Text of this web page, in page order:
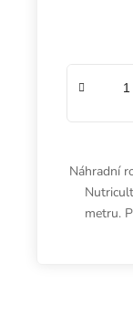
Náhradní
metru.